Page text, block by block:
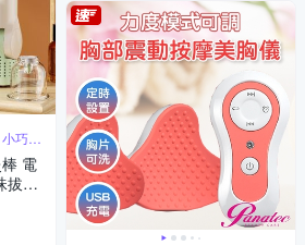
巧手
電
拔罐